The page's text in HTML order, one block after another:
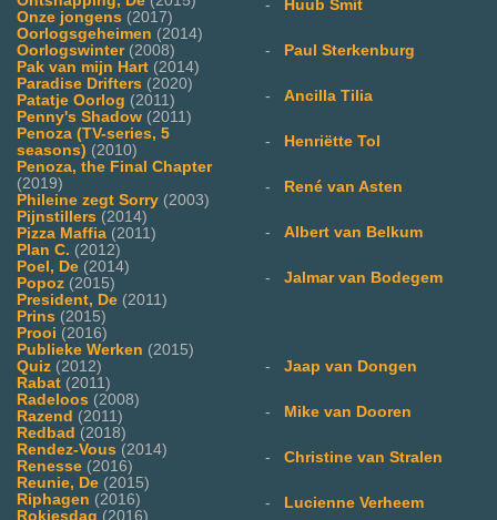
Onze jongens (2017)
Oorlogsgeheimen (2014)
Oorlogswinter(2008)
Pak van mijn Hart (2014)
Paradise Drifters (2020)
Patatje Oorlog (2011)
Penny's Shadow (2011)
Penoza (TV-series, 5
seasons) (2010)
Penoza, the Final Chapter
(2019)
Phileine zegt Sorry (2003)
Pijnstillers (2014)
Pizza Maffia (2011)
Plan C. (2012)
Poel, De (2014)
Popoz (2015)
President, De (2011)
Prins (2015)
Prooi (2016)
Publieke Werken (2015)
Quiz (2012)
Rabat (2011)
Radeloos (2008)
Razend (2011)
Redbad (2018)
Rendez-Vous (2014)
Renesse (2016)
Reunie, De (2015)
Riphagen (2016)
Rokjesdag (2016)
- Huub Smit
- Paul Sterkenburg
- Ancilla Tilia
- Henriëtte Tol
- René van Asten
- Albert van Belkum
- Jalmar van Bodegem
- Jaap van Dongen
- Mike van Dooren
- Christine van Stralen
- Lucienne Verheem